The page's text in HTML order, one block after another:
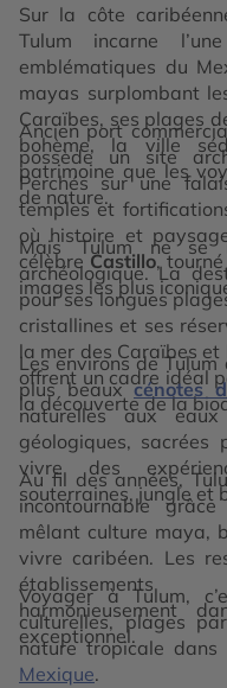
Sur la côte
Tulum incarne
emblématiques du
mayas surplombant
Caraïbes, ses plages
bohème, la ville
patrimoine que les
de nature.
Ancien port
possède un site
Perchés sur une
temples et
où histoire et
célèbre Castillo, tourné
images les plus
Mais Tulum ne se
archéologique. La
pour ses longues
cristallines et ses
la mer des Caraïbes
offrent un cadre idéal
la découverte de la
Les environs de
plus beauxcénotes
naturelles aux eaux
géologiques, sacrées
vivre des
souterraines, jungle et
Au fil des années,
incontournable
mêlant culture maya,
vivre caribéen. Les
établissements
harmonieusement
exceptionnel.
Voyager à Tulum,
culturelles, plages
nature tropicale dans
Mexique.